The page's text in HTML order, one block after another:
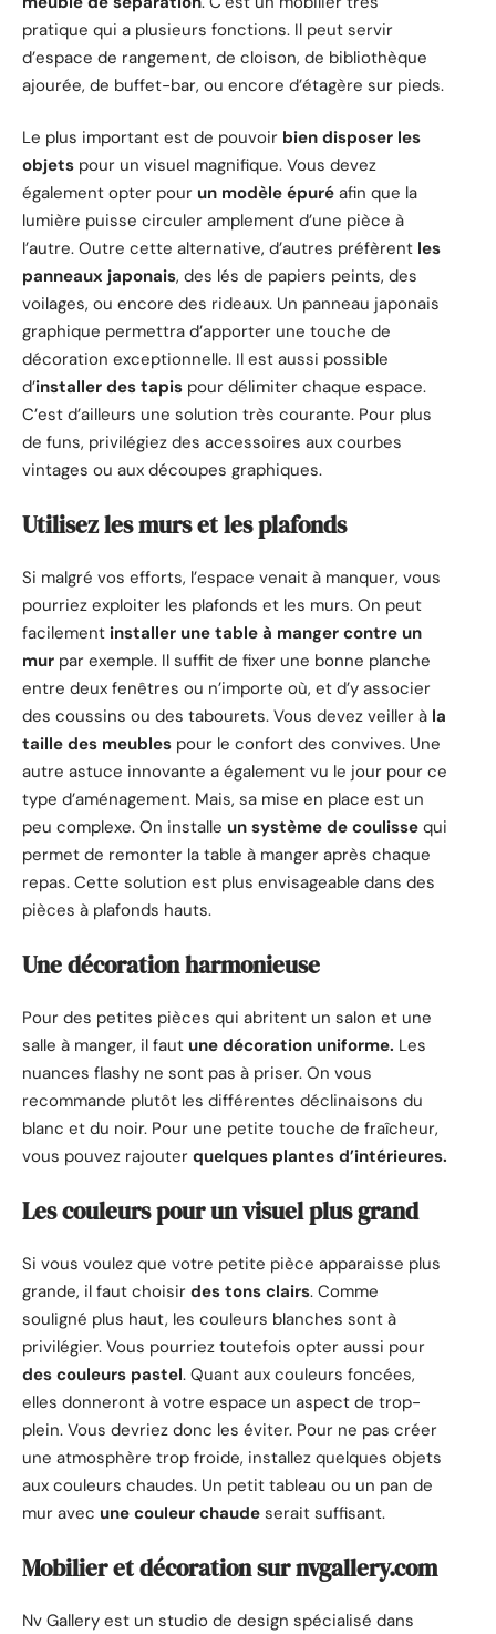
pratique qui a plusieurs fonctions. Il peut servir
d’espace de rangement, de cloison, de bibliothèque
ajourée, de buffet-bar, ou encore d’étagère sur pieds.
Le plus important est de pouvoir bien disposer les
objets pour un visuel magnifique. Vous devez
également opter pour un modèle épuré afin que la
lumière puisse circuler amplement d’une pièce à
l’autre. Outre cette alternative, d’autres préfèrent les
panneaux japonais, des lés de papiers peints, des
voilages, ou encore des rideaux. Un panneau japonais
graphique permettra d’apporter une touche de
décoration exceptionnelle. Il est aussi possible
d’installer des tapis pour délimiter chaque espace.
C’est d’ailleurs une solution très courante. Pour plus
de funs, privilégiez des accessoires aux courbes
vintages ou aux découpes graphiques.
Utilisez les murs et les plafonds
Si malgré vos efforts, l’espace venait à manquer, vous
pourriez exploiter les plafonds et les murs. On peut
facilement installer une table à manger contre un
mur par exemple. Il suffit de fixer une bonne planche
entre deux fenêtres ou n’importe où, et d’y associer
des coussins ou des tabourets. Vous devez veiller à la
taille des meubles pour le confort des convives. Une
autre astuce innovante a également vu le jour pour ce
type d’aménagement. Mais, sa mise en place est un
peu complexe. On installe un système de coulisse qui
permet de remonter la table à manger après chaque
repas. Cette solution est plus envisageable dans des
pièces à plafonds hauts.
Une décoration harmonieuse
Pour des petites pièces qui abritent un salon et une
salle à manger, il faut une décoration uniforme. Les
nuances flashy ne sont pas à priser. On vous
recommande plutôt les différentes déclinaisons du
blanc et du noir. Pour une petite touche de fraîcheur,
vous pouvez rajouter quelques plantes d’intérieures.
Les couleurs pour un visuel plus grand
Si vous voulez que votre petite pièce apparaisse plus
grande, il faut choisir des tons clairs. Comme
souligné plus haut, les couleurs blanches sont à
privilégier. Vous pourriez toutefois opter aussi pour
des couleurs pastel. Quant aux couleurs foncées,
elles donneront à votre espace un aspect de trop-
plein. Vous devriez donc les éviter. Pour ne pas créer
une atmosphère trop froide, installez quelques objets
aux couleurs chaudes. Un petit tableau ou un pan de
mur avec une couleur chaude serait suffisant.
Mobilier et décoration sur nvgallery.com
Nv Gallery est un studio de design spécialisé dans